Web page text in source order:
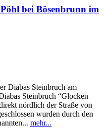
bei Bösenbrunn im
Steinbruch am
Steinbruch “Glocken
nördlich der Straße von
wurden durch den
mehr...